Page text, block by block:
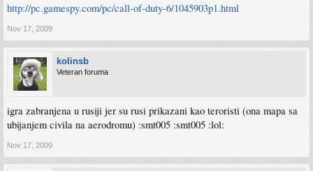
http://pc.gamespy.com/pc/call-of-duty-6/1045903p1.html
Nov 17, 2009
kolinsb
Veteran foruma
igra zabranjena u rusiji jer su rusi prikazani kao teroristi (ona mapa sa
ubijanjem civila na aerodromu) :smt005 :smt005 :lol:
Nov 17, 2009